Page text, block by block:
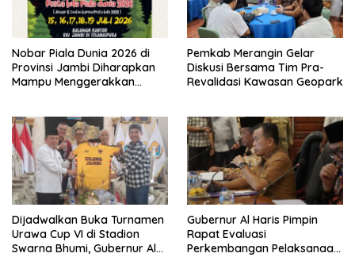
Nobar Piala Dunia 2026 di
Provinsi Jambi Diharapkan
Mampu Menggerakkan
Pemkab Merangin Gelar
Diskusi Bersama Tim Pra-
Revalidasi Kawasan Geopark
Dijadwalkan Buka Turnamen
Urawa Cup VI di Stadion
Swarna Bhumi, Gubernur Al
Gubernur Al Haris Pimpin
Rapat Evaluasi
Perkembangan Pelaksanaan